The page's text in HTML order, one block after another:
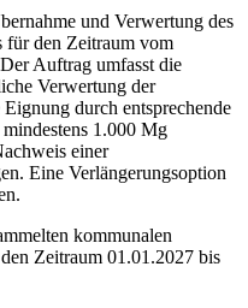
und Verwertung des
für den Zeitraum vom
Auftrag umfasst die
Verwertung der
durch entsprechende
1.000 Mg
einer
Eine Verlängerungsoption
kommunalen
Zeitraum 01.01.2027 bis